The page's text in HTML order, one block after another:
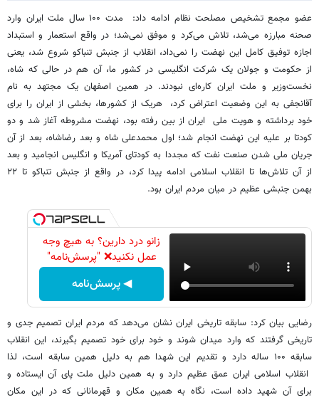
عضو مجمع تشخیص مصلحت نظام ادامه داد: مدت ۱۰۰ سال ملت ایران وارد
صحنه مبارزه می‌شد، تلاش می‌کرد و موفق نمی‌شد؛ در واقع استعمار و استبداد
اجازه توفیق کامل این نهضت را نمی‌داد، انقلاب از جنبش تنباکو شروع شد، یعنی
از حکومت و جولان یک شرکت انگلیسی در کشور ما، آن هم در حالی که شاه،
نخست‌وزیر و ملت ایران کاره‌ای نبودند. در همین اصفهان یک مجتهد به نام
آقانجفی به این وضعیت اعتراض کرد، هریک از کشورها، بخشی از ایران را برای
خود برداشته و هویت ملی ایران از بین رفته بود، نهضت مشروطه آغاز شد و دو
کودتا بر علیه این نهضت انجام شد؛ اول محمدعلی شاه و بعد رضاشاه، بعد از آن
جریان ملی شدن صنعت نفت که مجددا به کودتای آمریکا و انگلیس انجامید و بعد
از آن تلاش‌ها تا انقلاب اسلامی ادامه پیدا کرد، در واقع از جنبش تنباکو تا ۲۲
بهمن جنبشی عظیم در میان مردم ایران بود.
زانو درد دارین؟ به هیچ وجه
عمل نکنید❌ "پرسش‌نامه"
◀ پرسش‌نامه
رضایی بیان کرد: سابقه تاریخی ایران نشان می‌دهد که مردم ایران تصمیم جدی و
تاریخی گرفتند که وارد میدان شوند و خود برای خود تصمیم بگیرند، این انقلاب
سابقه ۱۰۰ ساله دارد و تقدیم این شهدا هم به دلیل همین سابقه است، لذا
انقلاب اسلامی ایران عمق عظیم دارد و به همین دلیل ملت پای آن ایستاده و
برای آن شهید داده است، نگاه به همین مکان و قهرمانانی که در این مکان